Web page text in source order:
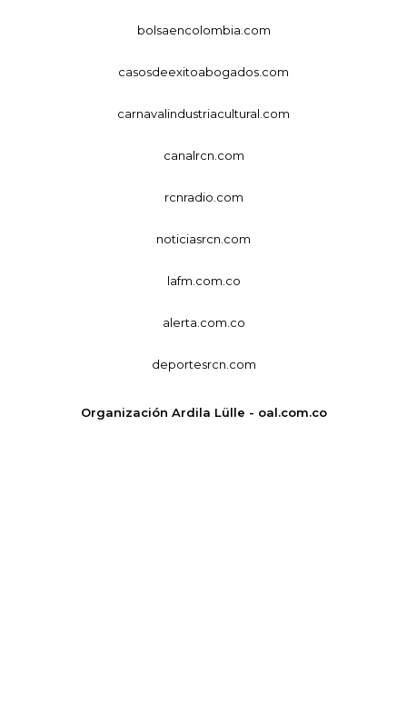
bolsaencolombia.com
casosdeexitoabogados.com
carnavalindustriacultural.com
canalrcn.com
rcnradio.com
noticiasrcn.com
lafm.com.co
alerta.com.co
deportesrcn.com
Organización Ardila Lülle - oal.com.co